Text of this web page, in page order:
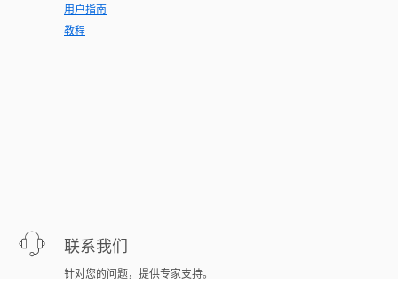
用户指南
教程
联系我们
针对您的问题，提供专家支持。